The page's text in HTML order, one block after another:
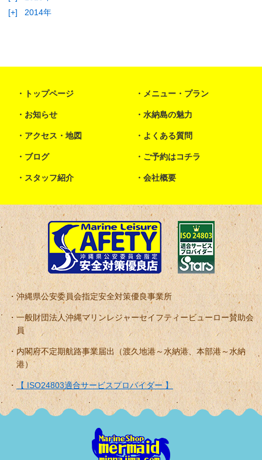
[+]
2014年
トップページ メニュー・プラン
お知らせ 水納島の魅力
アクセス・地図 よくある質問
ブログ ご予約はコチラ
スタッフ紹介 会社概要
沖縄県公安委員会指定安全対策優良事業所
一般財団法人沖縄マリンレジャーセイフティービューロー賛助会
員
内閣府不定期航路事業届出（渡久地港～水納港、本部港～水納
港）
【 ISO24803適合サービスプロバイダー 】